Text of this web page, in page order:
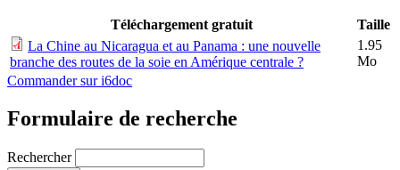
Téléchargement gratuit
Taille
La Chine au Nicaragua et au Panama : une nouvelle
branche des routes de la soie en Amérique centrale ?
1.95
Mo
Commander sur i6doc
Formulaire de recherche
Rechercher